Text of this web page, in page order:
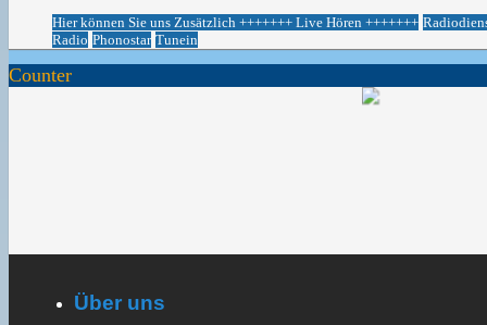
Hier können Sie uns Zusätzlich +++++++ Live Hören +++++++
Radio Phonostar Tunein
Counter
Über uns